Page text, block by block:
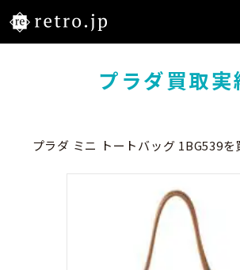
プラダ買取実
プラダ ミニ トートバッグ 1BG539を